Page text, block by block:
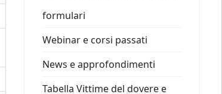
formulari
Webinar e corsi passati
News e approfondimenti
Tabella Vittime del dovere e